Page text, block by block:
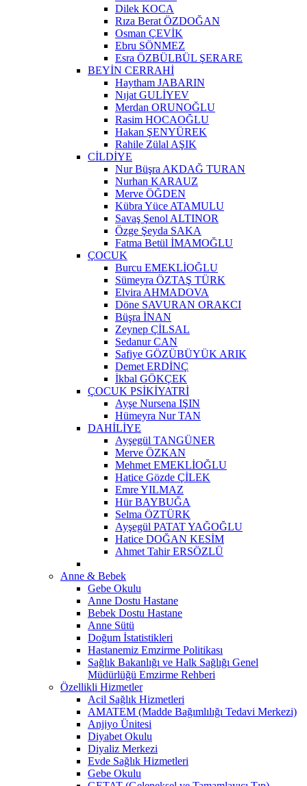
Dilek KOCA
Rıza Berat ÖZDOĞAN
Osman ÇEVİK
Ebru SÖNMEZ
Esra ÖZBÜLBÜL ŞERARE
BEYİN CERRAHİ
Haytham JABARIN
Nıjat GULİYEV
Merdan ORUNOĞLU
Rasim HOCAOĞLU
Hakan ŞENYÜREK
Rahile Zülal AŞIK
CİLDİYE
Nur Büşra AKDAĞ TURAN
Nurhan KARAUZ
Merve ÖĞDEN
Kübra Yüce ATAMULU
Savaş Şenol ALTINOR
Özge Şeyda SAKA
Fatma Betül İMAMOĞLU
ÇOCUK
Burcu EMEKLİOĞLU
Sümeyra ÖZTAŞ TÜRK
Elvira AHMADOVA
Döne SAVURAN ORAKCI
Büşra İNAN
Zeynep ÇİLSAL
Sedanur CAN
Safiye GÖZÜBÜYÜK ARIK
Demet ERDİNÇ
İkbal GÖKÇEK
ÇOCUK PSİKİYATRİ
Ayşe Nursena IŞIN
Hümeyra Nur TAN
DAHİLİYE
Ayşegül TANGÜNER
Merve ÖZKAN
Mehmet EMEKLİOĞLU
Hatice Gözde ÇİLEK
Emre YILMAZ
Hür BAYBUĞA
Selma ÖZTÜRK
Ayşegül PATAT YAĞOĞLU
Hatice DOĞAN KESİM
Ahmet Tahir ERSÖZLÜ
Anne & Bebek
Gebe Okulu
Anne Dostu Hastane
Bebek Dostu Hastane
Anne Sütü
Doğum İstatistikleri
Hastanemiz Emzirme Politikası
Sağlık Bakanlığı ve Halk Sağlığı Genel
Müdürlüğü Emzirme Rehberi
Özellikli Hizmetler
Acil Sağlık Hizmetleri
AMATEM (Madde Bağımlılığı Tedavi Merkezi)
Anjiyo Ünitesi
Diyabet Okulu
Diyaliz Merkezi
Evde Sağlık Hizmetleri
Gebe Okulu